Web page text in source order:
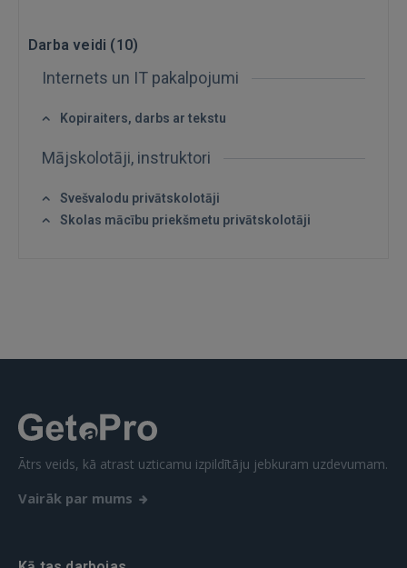
Ienākt
 Sign in with Apple
Darba veidi (10)
Internets un IT pakalpojumi
Kopiraiters, darbs ar tekstu
Mājskolotāji, instruktori
Svešvalodu privātskolotāji
Skolas mācību priekšmetu privātskolotāji
Ātrs veids, kā atrast uzticamu izpildītāju jebkuram uzdevumam.
Vairāk par mums